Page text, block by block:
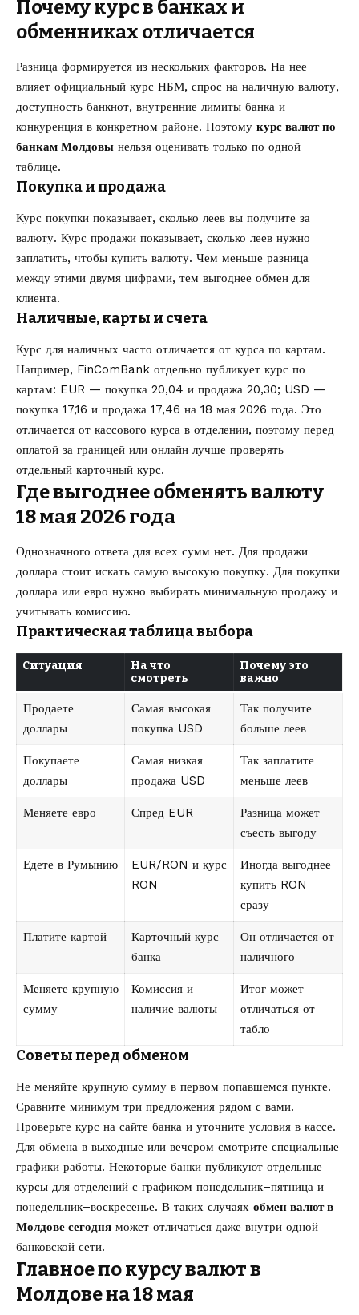
Почему курс в банках и
обменниках отличается
Разница формируется из нескольких факторов. На нее
влияет официальный курс НБМ, спрос на наличную валюту,
доступность банкнот, внутренние лимиты банка и
конкуренция в конкретном районе. Поэтому курс валют по
банкам Молдовы нельзя оценивать только по одной
таблице.
Покупка и продажа
Курс покупки показывает, сколько леев вы получите за
валюту. Курс продажи показывает, сколько леев нужно
заплатить, чтобы купить валюту. Чем меньше разница
между этими двумя цифрами, тем выгоднее обмен для
клиента.
Наличные, карты и счета
Курс для наличных часто отличается от курса по картам.
Например, FinComBank отдельно публикует курс по
картам: EUR — покупка 20,04 и продажа 20,30; USD —
покупка 17,16 и продажа 17,46 на 18 мая 2026 года. Это
отличается от кассового курса в отделении, поэтому перед
оплатой за границей или онлайн лучше проверять
отдельный карточный курс.
Где выгоднее обменять валюту
18 мая 2026 года
Однозначного ответа для всех сумм нет. Для продажи
доллара стоит искать самую высокую покупку. Для покупки
доллара или евро нужно выбирать минимальную продажу и
учитывать комиссию.
Практическая таблица выбора
Ситуация
На что
смотреть
Почему это
важно
Продаете
доллары
Самая высокая
покупка USD
Так получите
больше леев
Покупаете
доллары
Самая низкая
продажа USD
Так заплатите
меньше леев
Меняете евро Спред EUR
Разница может
съесть выгоду
Едете в Румынию
EUR/RON и курс
RON
Иногда выгоднее
купить RON
сразу
Платите картой
Карточный курс
банка
Он отличается от
наличного
Меняете крупную
сумму
Комиссия и
наличие валюты
Итог может
отличаться от
табло
Советы перед обменом
Не меняйте крупную сумму в первом попавшемся пункте.
Сравните минимум три предложения рядом с вами.
Проверьте курс на сайте банка и уточните условия в кассе.
Для обмена в выходные или вечером смотрите специальные
графики работы. Некоторые банки публикуют отдельные
курсы для отделений с графиком понедельник–пятница и
понедельник–воскресенье. В таких случаях обмен валют в
Молдове сегодня может отличаться даже внутри одной
банковской сети.
Главное по курсу валют в
Молдове на 18 мая